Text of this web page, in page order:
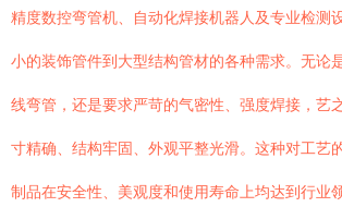
精度数控弯管机、自动化焊接机器人及专业检测
小的装饰管件到大型结构管材的各种需求。无论
线弯管，还是要求严苛的气密性、强度焊接，艺
寸精确、结构牢固、外观平整光滑。这种对工艺
制品在安全性、美观度和使用寿命上均达到行业